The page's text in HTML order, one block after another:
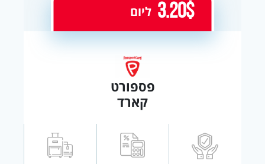
פספורט
קארד
3.20$ ליום